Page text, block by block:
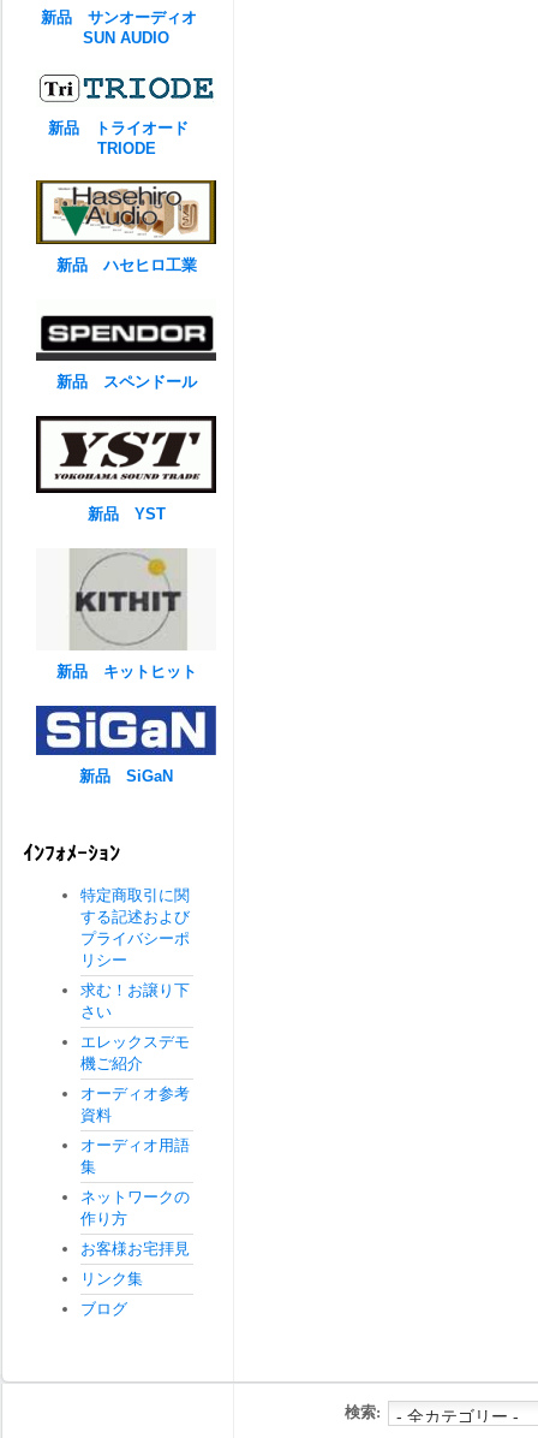
新品 サンオーディオ
SUN AUDIO
新品 トライオード
TRIODE
新品 ハセヒロ工業
新品 スペンドール
新品 YST
新品 キットヒット
新品 SiGaN
ｲﾝﾌｫﾒｰｼｮﾝ
特定商取引に関
する記述および
プライバシーポ
リシー
求む！お譲り下
さい
エレックスデモ
機ご紹介
オーディオ参考
資料
オーディオ用語
集
ネットワークの
作り方
お客様お宅拝見
リンク集
ブログ
検索: